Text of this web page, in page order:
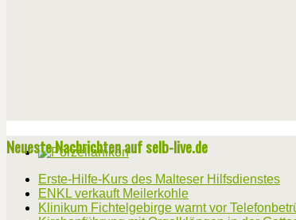
Neueste Nachrichten auf selb-live.de
Erste-Hilfe-Kurs des Malteser Hilfsdienstes
ENKL verkauft Meilerkohle
Klinikum Fichtelgebirge warnt vor